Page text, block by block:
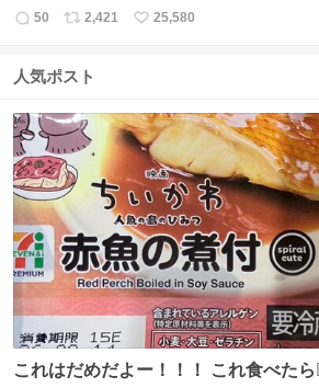
返
数
50
リ
ス
数
2,421
い
25,580
人気ポスト
これはだめだよー！！！ これ食べたら🧜‍♀️ 檻に入れられ